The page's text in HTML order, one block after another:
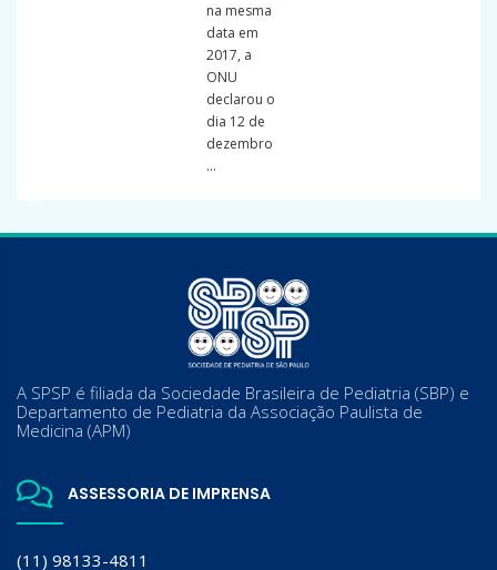
na mesma
data em
2017, a
ONU
declarou o
dia 12 de
dezembro
...
A SPSP é filiada da Sociedade Brasileira de Pediatria (SBP) e
Departamento de Pediatria da Associação Paulista de
Medicina (APM)
ASSESSORIA DE IMPRENSA
(11) 98133-4811